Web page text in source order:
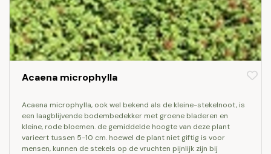
Acaena microphylla
acaena microphylla, ook wel bekend als de kleine-stekelnoot, is
een laagblijvende bodembedekker met groene bladeren en
kleine, rode bloemen. de gemiddelde hoogte van deze plant
varieert tussen 5-10 cm. hoewel de plant niet giftig is voor
mensen, kunnen de stekels op de vruchten pijnlijk zijn bij